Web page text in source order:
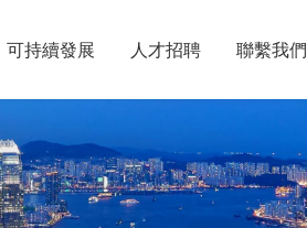
可持續發展 人才招聘 聯繫我們